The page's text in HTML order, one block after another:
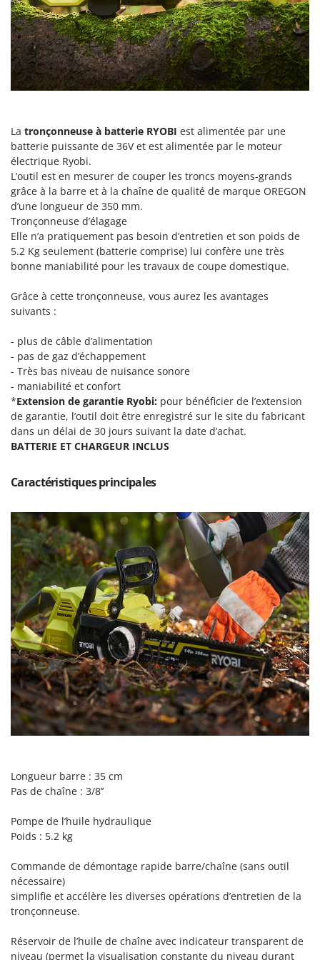
Groupes électrogènes
Gyrobroyeurs à lame pour tracteur
H
Haches - Cognées et Hachettes
Hachoirs à viande
Herses Rotatives
L
Lames à neige
Lames niveleuses pour tracteur
Lave-vitres
Lieuses électriques pour vignes
M
Machines sous vide
Motobineuses
Motoculteurs
Motofaucheuses
Motopompes pour irrigation
Moulins à céréales électriques
Moulins à farine
N
Nettoyeurs et Balais à vapeur
Nettoyeurs haute pression
Nettoyeurs tapis, moquettes et tapisseries
P
Peignes vibreurs et Secoueurs à olives
Pelles rétros pour tracteur
Perches Élagueuses
Pétrins à Spirale
Piscines
Planteuses de pommes de terre pour tracteur
Plateaux de coupe pour tracteur
Pompes d'irrigation à tracteur
Pompes de transfert
Pompes immergées électriques
Postes à souder
Poussoirs à saucisse
Presses à pellets
Pressoirs à Raisin
E
EcoFlow
Edilmark
Effeuno
Energy Gruppi
Enotecnica Pillan
Eschenfelder
EuroMech
Eurosystems
F
FAC
Fama Industrie
Famag
FARMER
FBC
Ferrari Group
Ferroni
Ferrua
FIEM
FINI
Fiorentini
Fiskars
Flymo
Fontana Forni
Forest Master
Francini
G
G3 Ferrari
Gardena
Garofalo
GeoTech Pro
Ginko - MGM
Gipeco
Girmi
GRAEF
Gre
Greenworks
La tronçonneuse à batterie RYOBI est alimentée par une
batterie puissante de 36V et est alimentée par le moteur
électrique Ryobi.
L’outil est en mesurer de couper les troncs moyens-grands
grâce à la barre et à la chaîne de qualité de marque OREGON
d’une longueur de 350 mm.
Tronçonneuse d’élagage
Elle n’a pratiquement pas besoin d’entretien et son poids de
5.2 Kg seulement (batterie comprise) lui confère une très
bonne maniabilité pour les travaux de coupe domestique.
Grâce à cette tronçonneuse, vous aurez les avantages
suivants :
- plus de câble d’alimentation
- pas de gaz d’échappement
- Très bas niveau de nuisance sonore
- maniabilité et confort
*Extension de garantie Ryobi: pour bénéficier de l’extension
de garantie, l’outil doit être enregistré sur le site du fabricant
dans un délai de 30 jours suivant la date d’achat.
BATTERIE ET CHARGEUR INCLUS
Caractéristiques principales
Longueur barre : 35 cm
Pas de chaîne : 3/8’’
Pompe de l’huile hydraulique
Poids : 5.2 kg
Commande de démontage rapide barre/chaîne (sans outil
nécessaire)
simplifie et accélère les diverses opérations d’entretien de la
tronçonneuse.
Réservoir de l’huile de chaîne avec indicateur transparent de
niveau (permet la visualisation constante du niveau durant